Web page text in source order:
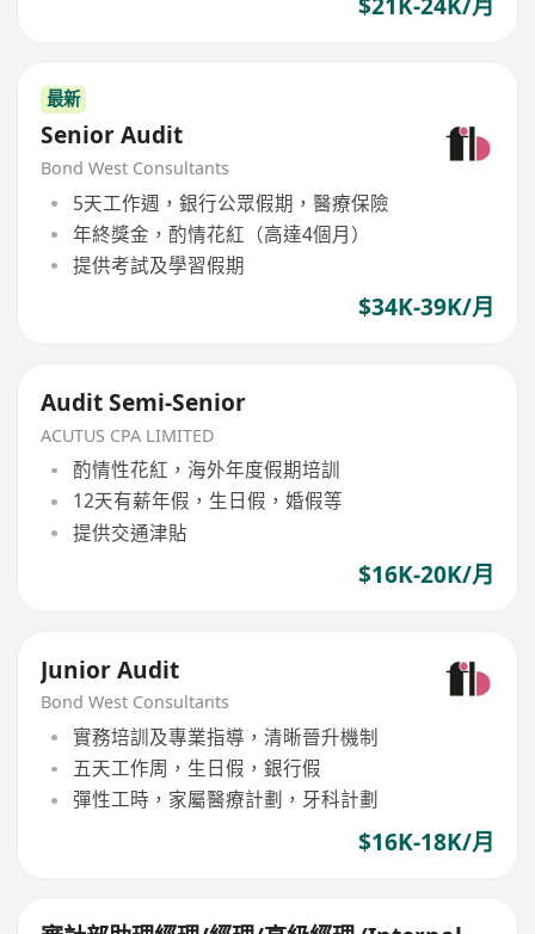
最新
Senior Audit
Bond West Consultants
5天工作週，銀行公眾假期，醫療保險
年終獎金，酌情花紅（高達4個月）
提供考試及學習假期
$34K-39K/月
Audit Semi-Senior
ACUTUS CPA LIMITED
酌情性花紅，海外年度假期培訓
12天有薪年假，生日假，婚假等
提供交通津貼
$16K-20K/月
Junior Audit
Bond West Consultants
實務培訓及專業指導，清晰晉升機制
五天工作周，生日假，銀行假
彈性工時，家屬醫療計劃，牙科計劃
$16K-18K/月